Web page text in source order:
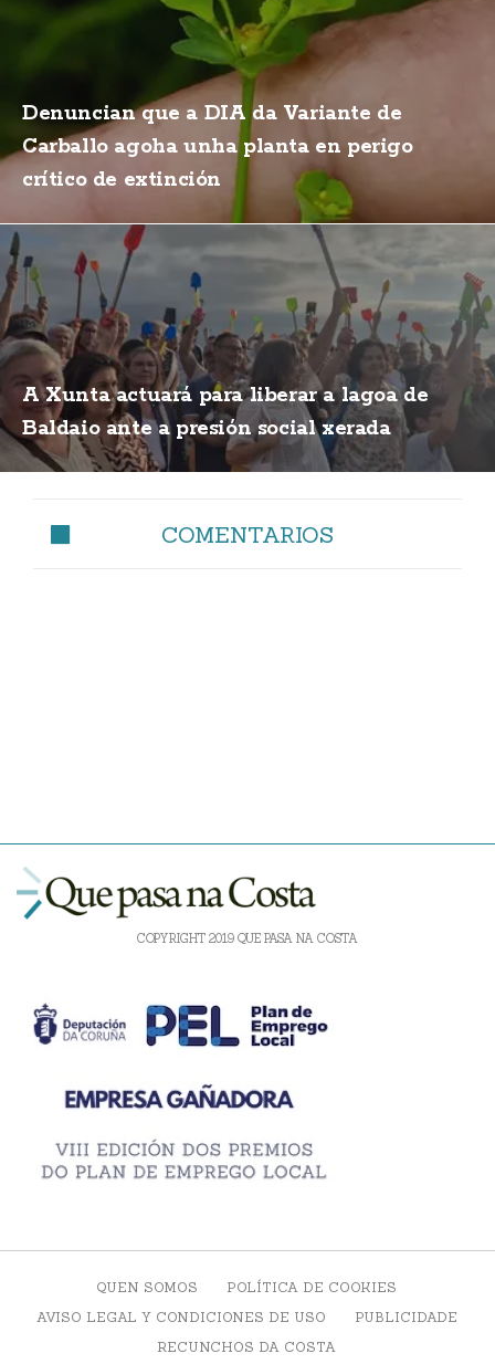
Denuncian que a DIA da Variante de
Carballo agoha unha planta en perigo
crítico de extinción
A Xunta actuará para liberar a lagoa de
Baldaio ante a presión social xerada
COMENTARIOS
COPYRIGHT 2019 QUE PASA NA COSTA
QUEN SOMOS
POLÍTICA DE COOKIES
AVISO LEGAL Y CONDICIONES DE USO
PUBLICIDADE
RECUNCHOS DA COSTA